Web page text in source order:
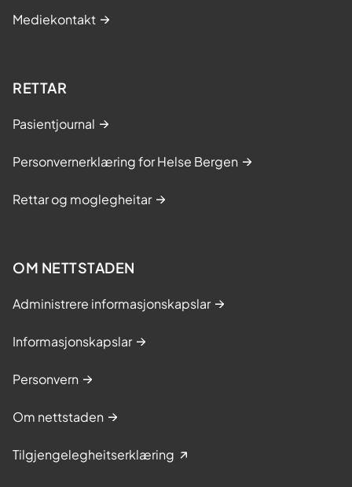
Mediekontakt
RETTAR
Pasientjournal
Personvernerklæring for Helse Bergen
Rettar og moglegheitar
OM NETTSTADEN
Administrere informasjonskapslar
Informasjonskapslar
Personvern
Om nettstaden
Tilgjengelegheitserklæring